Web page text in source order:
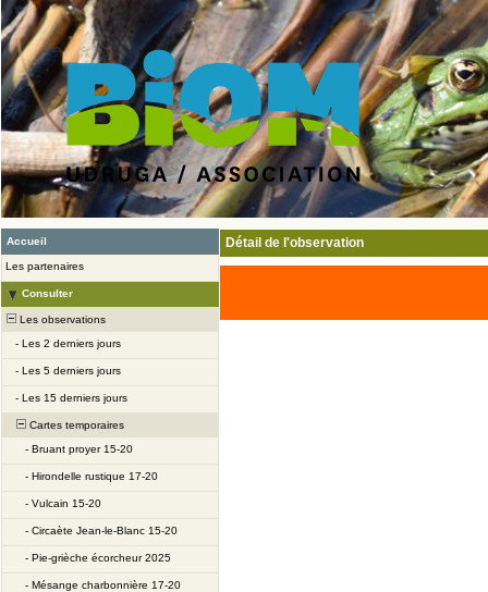
Accueil
Les partenaires
Consulter
Les observations
- Les 2 derniers jours
- Les 5 derniers jours
- Les 15 derniers jours
Cartes temporaires
- Bruant proyer 15-20
- Hirondelle rustique 17-20
- Vulcain 15-20
- Circaète Jean-le-Blanc 15-20
- Pie-grièche écorcheur 2025
- Mésange charbonnière 17-20
Détail de l'observation